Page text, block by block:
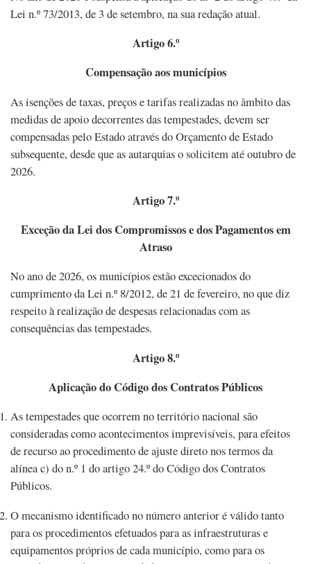
Lei n.º 73/2013, de 3 de setembro, na sua redação atual.
Artigo 6.º
Compensação aos municípios
As isenções de taxas, preços e tarifas realizadas no âmbito das
medidas de apoio decorrentes das tempestades, devem ser
compensadas pelo Estado através do Orçamento de Estado
subsequente, desde que as autarquias o solicitem até outubro de
2026.
Artigo 7.º
Exceção da Lei dos Compromissos e dos Pagamentos em
Atraso
No ano de 2026, os municípios estão excecionados do
cumprimento da Lei n.º 8/2012, de 21 de fevereiro, no que diz
respeito à realização de despesas relacionadas com as
consequências das tempestades.
Artigo 8.º
Aplicação do Código dos Contratos Públicos
As tempestades que ocorrem no território nacional são
consideradas como acontecimentos imprevisíveis, para efeitos
de recurso ao procedimento de ajuste direto nos termos da
alínea c) do n.º 1 do artigo 24.º do Código dos Contratos
Públicos.
O mecanismo identificado no número anterior é válido tanto
para os procedimentos efetuados para as infraestruturas e
equipamentos próprios de cada município, como para os